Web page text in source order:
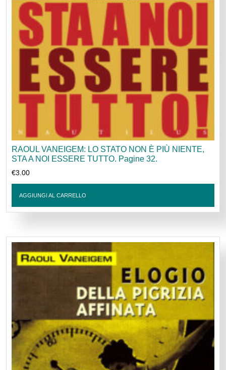
RAOUL VANEIGEM: LO STATO NON È PIÙ NIENTE,
STA A NOI ESSERE TUTTO. Pagine 32.
€3.00
AGGIUNGI AL CARRELLO